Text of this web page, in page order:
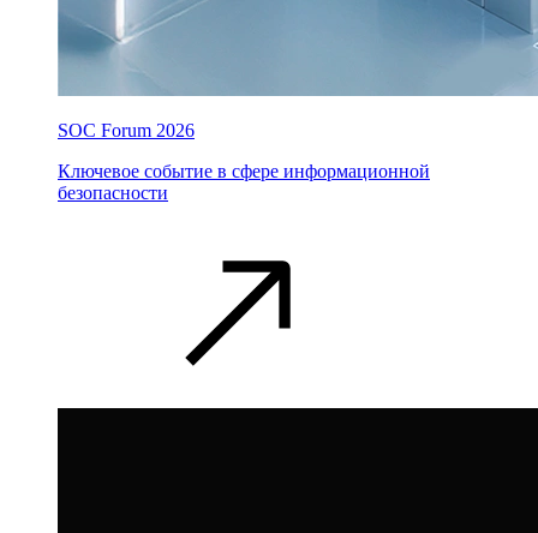
SOC Forum 2026
Ключевое событие в сфере информационной
безопасности